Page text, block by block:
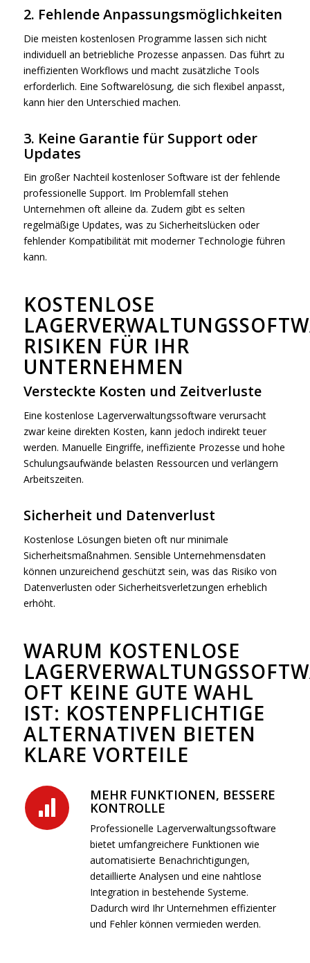
2. Fehlende Anpassungsmöglichkeiten
Die meisten kostenlosen Programme lassen sich nicht
individuell an betriebliche Prozesse anpassen. Das führt zu
ineffizienten Workflows und macht zusätzliche Tools
erforderlich. Eine Softwarelösung, die sich flexibel anpasst,
kann hier den Unterschied machen.
3. Keine Garantie für Support oder
Updates
Ein großer Nachteil kostenloser Software ist der fehlende
professionelle Support. Im Problemfall stehen
Unternehmen oft alleine da. Zudem gibt es selten
regelmäßige Updates, was zu Sicherheitslücken oder
fehlender Kompatibilität mit moderner Technologie führen
kann.
KOSTENLOSE
RISIKEN FÜR IHR
UNTERNEHMEN
Versteckte Kosten und Zeitverluste
Eine kostenlose Lagerverwaltungssoftware verursacht
zwar keine direkten Kosten, kann jedoch indirekt teuer
werden. Manuelle Eingriffe, ineffiziente Prozesse und hohe
Schulungsaufwände belasten Ressourcen und verlängern
Arbeitszeiten.
Sicherheit und Datenverlust
Kostenlose Lösungen bieten oft nur minimale
Sicherheitsmaßnahmen. Sensible Unternehmensdaten
können unzureichend geschützt sein, was das Risiko von
Datenverlusten oder Sicherheitsverletzungen erheblich
erhöht.
WARUM KOSTENLOSE
OFT KEINE GUTE WAHL
IST: KOSTENPFLICHTIGE
ALTERNATIVEN BIETEN
KLARE VORTEILE
MEHR FUNKTIONEN, BESSERE
KONTROLLE
Professionelle Lagerverwaltungssoftware
bietet umfangreichere Funktionen wie
automatisierte Benachrichtigungen,
detaillierte Analysen und eine nahtlose
Integration in bestehende Systeme.
Dadurch wird Ihr Unternehmen effizienter
und Fehler können vermieden werden.